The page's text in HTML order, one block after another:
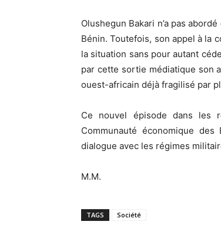
Olushegun Bakari n’a pas
Bénin. Toutefois, son appel à la
la situation sans pour autant
par cette sortie médiatique son
ouest-africain déjà fragilisé par
Ce nouvel épisode dans les
Communauté économique des
dialogue avec les régimes
M.M.
TAGS Société